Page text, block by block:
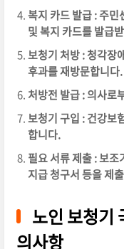
복지 카드 발급 : 주
및 복지 카드를 발급
보청기 처방 : 청각장
후과를 재방문합니다.
처방전 발급 : 의사로
보청기 구입 : 건강보
합니다.
필요 서류 제출 : 보
지급 청구서 등을 제
노인 보청기
의사항